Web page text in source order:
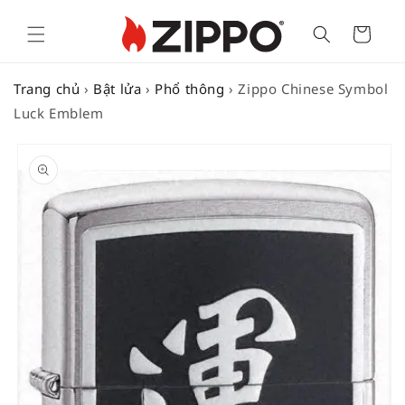
Cart
Trang chủ › Bật lửa › Phổ thông ›Zippo Chinese Symbol
Luck Emblem
PRODUCT
INFORMATION